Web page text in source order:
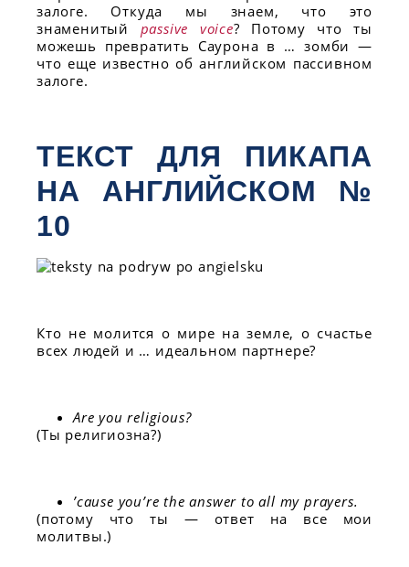
залоге. Откуда мы знаем, что это
знаменитый passive voice? Потому что ты
можешь превратить Саурона в … зомби —
что еще известно об английском пассивном
залоге.
ТЕКСТ ДЛЯ ПИКАПА
НА АНГЛИЙСКОМ №
10
Кто не молится о мире на земле, о счастье
всех людей и … идеальном партнере?
Are you religious?
(Ты религиозна?)
’cause you’re the answer to all my prayers.
(потому что ты — ответ на все мои
молитвы.)